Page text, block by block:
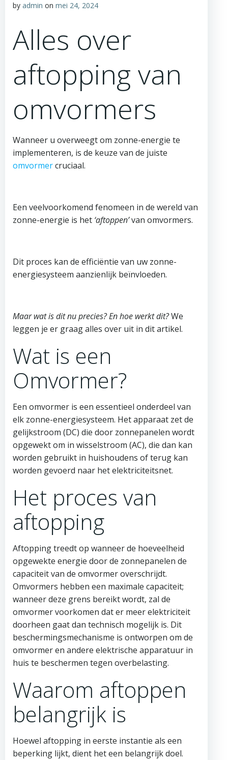
by admin on mei 24, 2024
Alles over
aftopping van
omvormers
Wanneer u overweegt om zonne-energie te
implementeren, is de keuze van de juiste
omvormercruciaal.
Een veelvoorkomend fenomeen in de wereld van
zonne-energie is het ‘aftoppen’van omvormers.
Dit proces kan de efficiëntie van uw zonne-
energiesysteem aanzienlijk beïnvloeden.
Maar wat is dit nu precies? En hoe werkt dit?We
leggen je er graag alles over uit in dit artikel.
Wat is een
Omvormer?
Een omvormer is een essentieel onderdeel van
elk zonne-energiesysteem. Het apparaat zet de
gelijkstroom (DC) die door zonnepanelen wordt
opgewekt om in wisselstroom (AC), die dan kan
worden gebruikt in huishoudens of terug kan
worden gevoerd naar het elektriciteitsnet.
Het proces van
aftopping
Aftopping treedt op wanneer de hoeveelheid
opgewekte energie door de zonnepanelen de
capaciteit van de omvormer overschrijdt.
Omvormers hebben een maximale capaciteit;
wanneer deze grens bereikt wordt, zal de
omvormer voorkomen dat er meer elektriciteit
doorheen gaat dan technisch mogelijk is. Dit
beschermingsmechanisme is ontworpen om de
omvormer en andere elektrische apparatuur in
huis te beschermen tegen overbelasting.
Waarom aftoppen
belangrijk is
Hoewel aftopping in eerste instantie als een
beperking lijkt, dient het een belangrijk doel.